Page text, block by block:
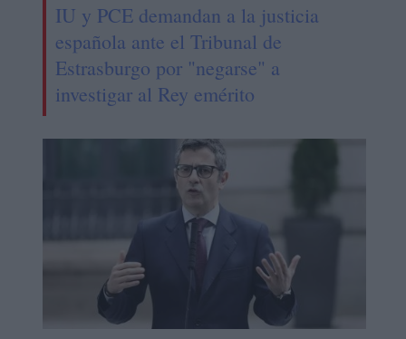
IU y PCE demandan a la justicia
española ante el Tribunal de
Estrasburgo por "negarse" a
investigar al Rey emérito